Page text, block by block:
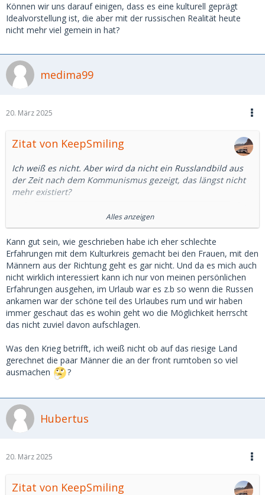
Können wir uns darauf einigen, dass es eine kulturell geprägt
Idealvorstellung ist, die aber mit der russischen Realität heute
nicht mehr viel gemein in hat?
medima99
20. März 2025
Zitat von KeepSmiling
Ich weiß es nicht. Aber wird da nicht ein Russlandbild aus
der Zeit nach dem Kommunismus gezeigt, das längst nicht
mehr existiert?
Ich habe mal google bemüht.
In Deutschland ist die Beschäftigung von Männern
gegenüber Frauen um rund 6 Prozentpunkte höher, in
Russland 10 Prozentpunkte. Das ist ein Unterschied, aber
kein wesentlicher.
Auch in Russland arbeiten mehr als 2/3 der Frauen
zwischen 15 und 64. (15, was für ein Alter)
Nun ist das mit Statistiken immer so eine Sache.
Aber ich denke, da wird ein Bild gezeichnet, dass es so in
Russland nicht mehr gibt.
derzeit im Krieg und ob der Sold ausreicht, der Frau ein
schönes Leben zu machen, da habe ich meine Zweifel.
geprägt Idealvorstellung ist, die aber mit der russischen
Alles anzeigen
Kann gut sein, wie geschrieben habe ich eher schlechte
Erfahrungen mit dem Kulturkreis gemacht bei den Frauen, mit den
Männern aus der Richtung geht es gar nicht. Und da es mich auch
nicht wirklich interessiert kann ich nur von meinen persönlichen
Erfahrungen ausgehen, im Urlaub war es z.b so wenn die Russen
ankamen war der schöne teil des Urlaubes rum und wir haben
immer geschaut das es wohin geht wo die Möglichkeit herrscht
das nicht zuviel davon aufschlagen.
Was den Krieg betrifft, ich weiß nicht ob auf das riesige Land
gerechnet die paar Männer die an der front rumtoben so viel
ausmachen
?
Hubertus
20. März 2025
Zitat von KeepSmiling